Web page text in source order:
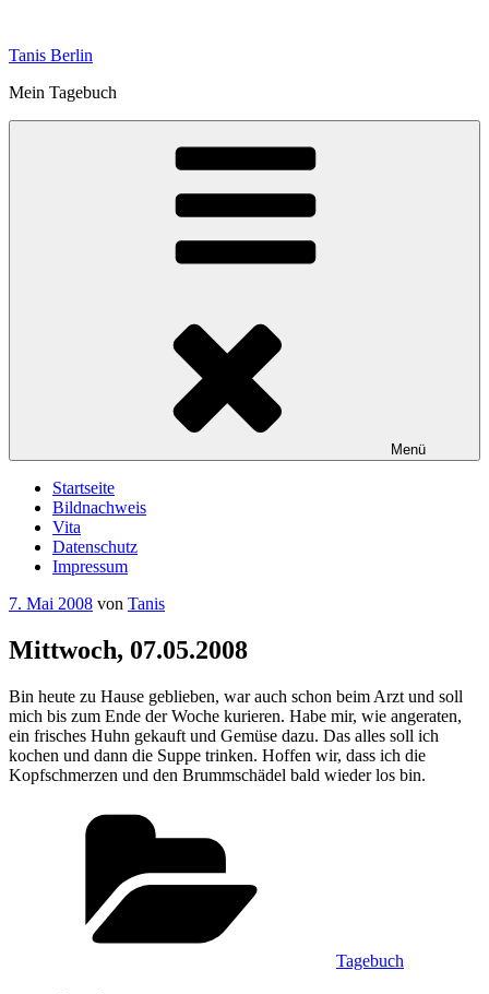
springen
Tanis Berlin
Mein Tagebuch
Menü
Startseite
Bildnachweis
Vita
Datenschutz
Impressum
Veröffentlicht
7. Mai 2008 von Tanis
Mittwoch, 07.05.2008
Bin heute zu Hause geblieben, war auch schon beim Arzt und soll
mich bis zum Ende der Woche kurieren. Habe mir, wie angeraten,
ein frisches Huhn gekauft und Gemüse dazu. Das alles soll ich
kochen und dann die Suppe trinken. Hoffen wir, dass ich die
Kopfschmerzen und den Brummschädel bald wieder los bin.
Tagebuch